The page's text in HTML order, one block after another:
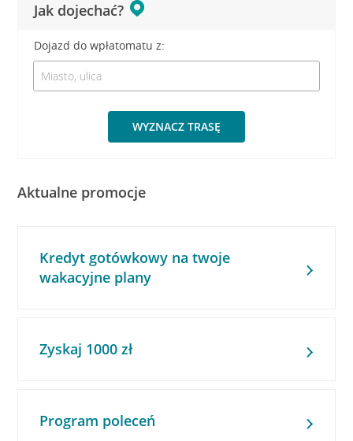
Jak dojechać?
Dojazd do wpłatomatu z:
WYZNACZ TRASĘ
Aktualne promocje
Kredyt gotówkowy na twoje
wakacyjne plany
Zyskaj 1000 zł
Program poleceń